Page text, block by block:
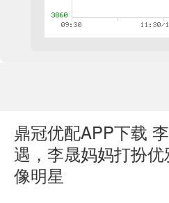
鼎冠优配APP下载
遇，李晟妈妈打扮
像明星